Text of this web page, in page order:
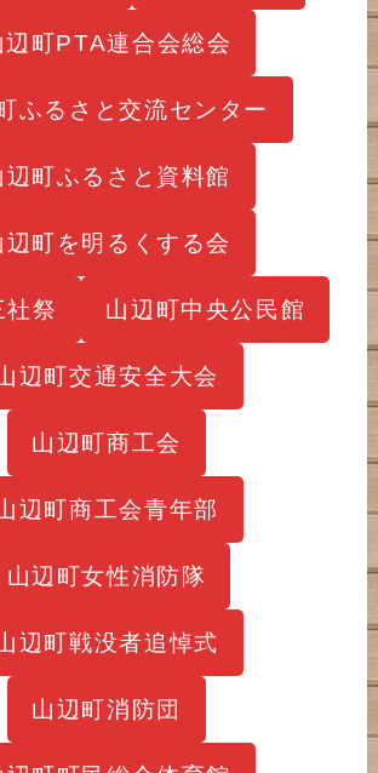
辺町PTA連合会総会
ふるさと交流センター
辺町ふるさと資料館
辺町を明るくする会
社祭 山辺町中央公民館
辺町交通安全大会
山辺町商工会
辺町商工会青年部
山辺町女性消防隊
辺町戦没者追悼式
山辺町消防団